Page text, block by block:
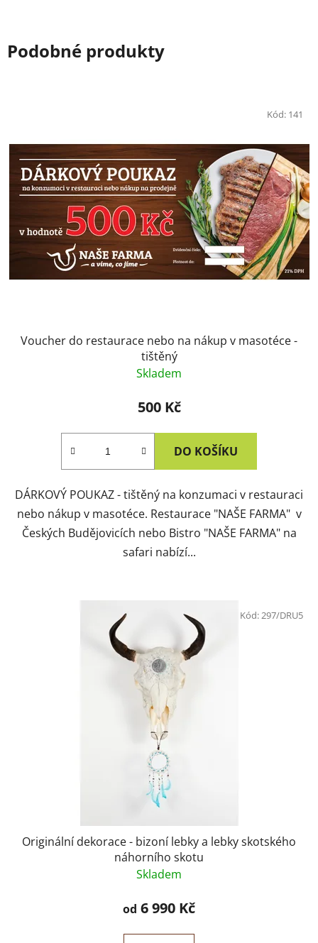
Podobné produkty
Voucher do restaurace nebo na nákup v masotéce -
tištěný
Skladem
500 Kč
DO KOŠÍKU
DÁRKOVÝ POUKAZ - tištěný na konzumaci v restauraci
nebo nákup v masotéce. Restaurace "NAŠE FARMA" v
Českých Budějovicích nebo Bistro "NAŠE FARMA" na
safari nabízí...
Kód: 141
Originální dekorace - bizoní lebky a lebky skotského
náhorního skotu
Skladem
od 6 990 Kč
Kód: 297/DRU5